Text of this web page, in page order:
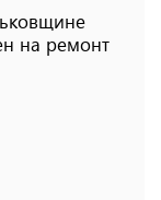
на ремонт